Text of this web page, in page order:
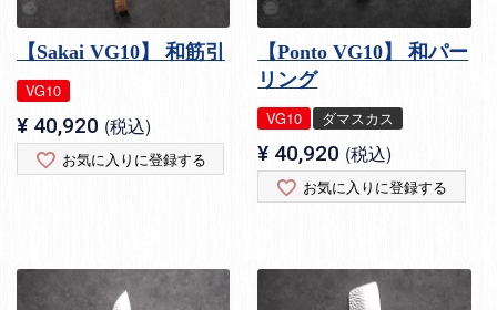
【Sakai VG10】 和筋引
VG10
¥ 40,920 税込
お気に入りに登録する
【Ponto VG10】 和パー
リング
VG10 ダマスカス
¥ 40,920 税込
お気に入りに登録する